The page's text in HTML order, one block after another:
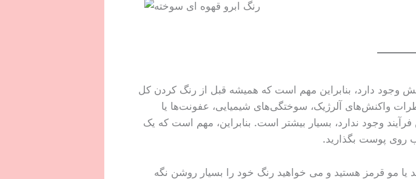
وجود دارد، بنابراین مهم است که همیشه قبل از رنگ کردن کل
واکنش‌های آلرژیک، سوختگی‌های شیمیایی، عفونت‌ها یا
وجود ندارد، بسیار بیشتر است. بنابراین، مهم است که یک
روی پوست بگذارید.
مو قرمز هستید و می خواهید رنگ خود را بسیار روشن نگه